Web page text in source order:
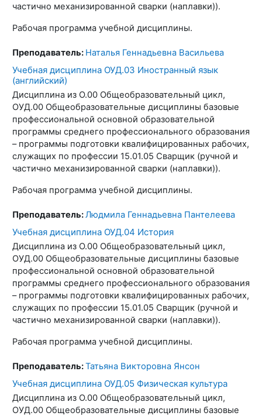
частично механизированной сварки (наплавки)).
Рабочая программа учебной дисциплины.
Преподаватель: Наталья Геннадьевна Васильева
Учебная дисциплина ОУД.03 Иностранный язык
(английский)
Дисциплина из О.00 Общеобразовательный цикл,
ОУД.00 Общеобразовательные дисциплины базовые
профессиональной основной образовательной
программы среднего профессионального образования
– программы подготовки квалифицированных рабочих,
служащих по профессии 15.01.05 Сварщик (ручной и
частично механизированной сварки (наплавки)).
Рабочая программа учебной дисциплины.
Преподаватель:Людмила Геннадьевна Пантелеева
Учебная дисциплина ОУД.04 История
Дисциплина из О.00 Общеобразовательный цикл,
ОУД.00 Общеобразовательные дисциплины базовые
профессиональной основной образовательной
программы среднего профессионального образования
– программы подготовки квалифицированных рабочих,
служащих по профессии 15.01.05 Сварщик (ручной и
частично механизированной сварки (наплавки)).
Рабочая программа учебной дисциплины.
Преподаватель:Татьяна Викторовна Янсон
Учебная дисциплина ОУД.05 Физическая культура
Дисциплина из О.00 Общеобразовательный цикл,
ОУД.00 Общеобразовательные дисциплины базовые